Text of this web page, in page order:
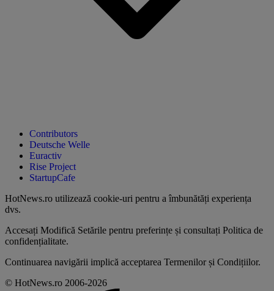
Contributors
Deutsche Welle
Euractiv
Rise Project
StartupCafe
HotNews.ro utilizează cookie-uri pentru a îmbunătăți experiența
dvs.
Accesați Modifică Setările pentru preferințe și consultați Politica de
confidențialitate.
Continuarea navigării implică acceptarea Termenilor și Condițiilor.
© HotNews.ro 2006-2026